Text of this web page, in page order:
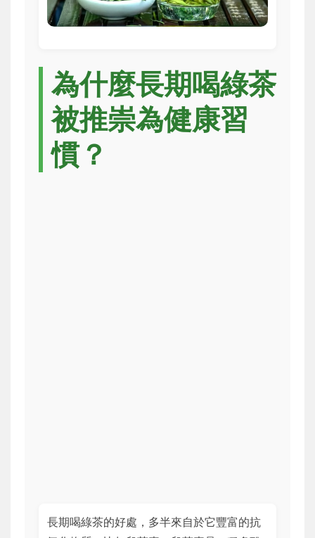
為什麼長期喝綠茶
被推崇為健康習
慣？
長期喝綠茶的好處，多半來自於它豐富的抗